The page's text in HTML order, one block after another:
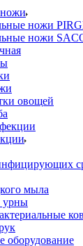
ножи
ножи
овощей
мыла
урны